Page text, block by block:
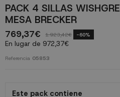
PACK 4 SILLAS
MESA BRECKER
769,37€ 1.923,42€ -60%
En lugar de 972,37€
Referencia 05853
Este pack contiene